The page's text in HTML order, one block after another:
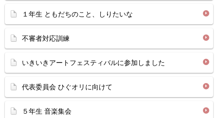
１年生 ともだちのこと、しりたいな
不審者対応訓練
いきいきアートフェスティバルに参加しました
代表委員会 ひぐオリに向けて
５年生 音楽集会